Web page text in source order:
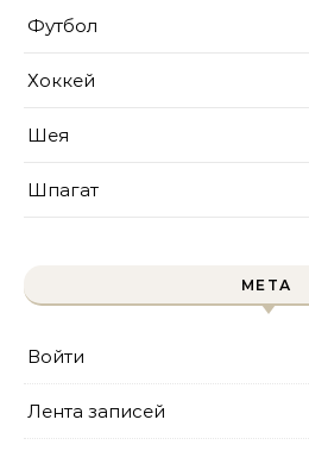
Футбол
Хоккей
Шея
Шпагат
МЕТА
Войти
Лента записей